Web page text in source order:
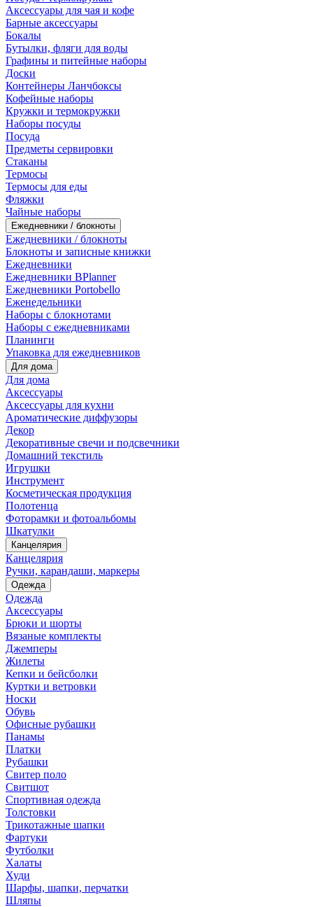
Аксессуары для чая и кофе
Барные аксессуары
Бокалы
Бутылки, фляги для воды
Графины и питейные наборы
Доски
Контейнеры Ланчбоксы
Кофейные наборы
Кружки и термокружки
Наборы посуды
Посуда
Предметы сервировки
Стаканы
Термосы
Термосы для еды
Фляжки
Чайные наборы
Ежедневники / блокноты
Ежедневники / блокноты
Блокноты и записные книжки
Ежедневники
Ежедневники BPlanner
Ежедневники Portobello
Еженедельники
Наборы с блокнотами
Наборы с ежедневниками
Планинги
Упаковка для ежедневников
Для дома
Для дома
Аксессуары
Аксессуары для кухни
Ароматические диффузоры
Декор
Декоративные свечи и подсвечники
Домашний текстиль
Игрушки
Инструмент
Косметическая продукция
Полотенца
Фоторамки и фотоальбомы
Шкатулки
Канцелярия
Канцелярия
Ручки, карандаши, маркеры
Одежда
Одежда
Аксессуары
Брюки и шорты
Вязаные комплекты
Джемперы
Жилеты
Кепки и бейсболки
Куртки и ветровки
Носки
Обувь
Офисные рубашки
Панамы
Платки
Рубашки
Свитер поло
Свитшот
Спортивная одежда
Толстовки
Трикотажные шапки
Фартуки
Футболки
Халаты
Худи
Шарфы, шапки, перчатки
Шляпы